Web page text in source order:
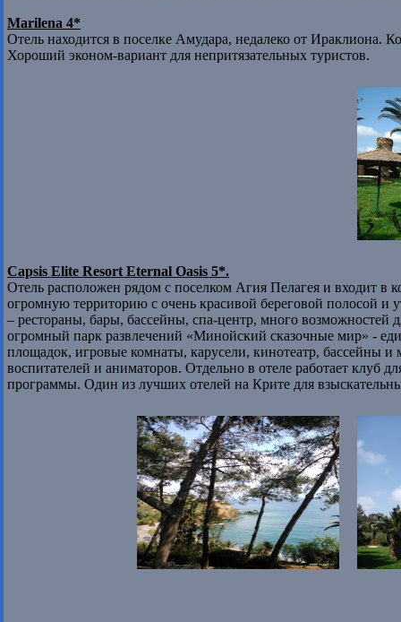
Marilena 4*
Отель находится в поселке Амудара, недалеко от Ираклиона.
Хороший эконом-вариант для непритязательных туристов.
Capsis Elite Resort Eternal Oasis 5*.
Отель расположен рядом с поселком Агия Пелагея и входит в
огромную территорию с очень красивой береговой полосой и
– рестораны, бары, бассейны, спа-центр, много возможностей
огромный парк развлечений «Минойский сказочные мир» -
площадок, игровые комнаты, карусели, кинотеатр, бассейны
воспитателей и аниматоров. Отдельно в отеле работает клуб
программы. Один из лучших отелей на Крите для